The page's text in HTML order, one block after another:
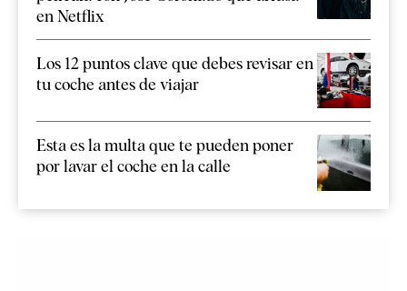
en Netflix
Los 12 puntos clave que debes revisar en
tu coche antes de viajar
Esta es la multa que te pueden poner
por lavar el coche en la calle